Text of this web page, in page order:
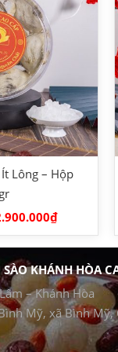
Lông – Hộp
₫
KHÁNH HÒA
– Khánh Hòa
Mỹ, xã Bình Mỹ,